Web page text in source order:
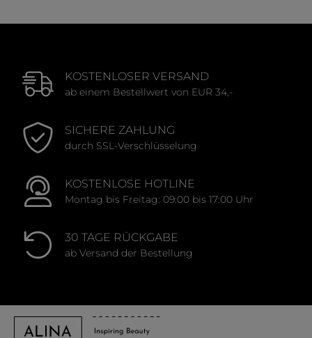
KOSTENLOSER VERSAND
ab einem Bestellwert von EUR 34,-
SICHERE ZAHLUNG
durch SSL-Verschlüsselung
KOSTENLOSE HOTLINE
Montag bis Freitag: 09:00 bis 17:00 Uhr
30 TAGE RÜCKGABE
ab Versand der Bestellung